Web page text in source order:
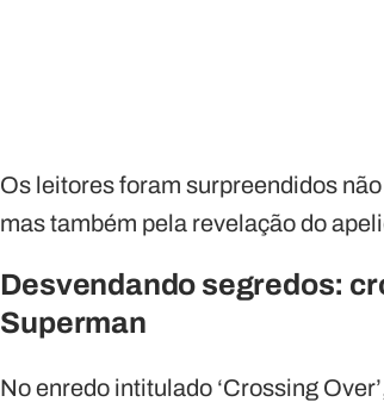
Os leitores foram surpreendidos
mas também pela revelação do
Desvendando segredos:
Superman
No enredo intitulado ‘Crossing